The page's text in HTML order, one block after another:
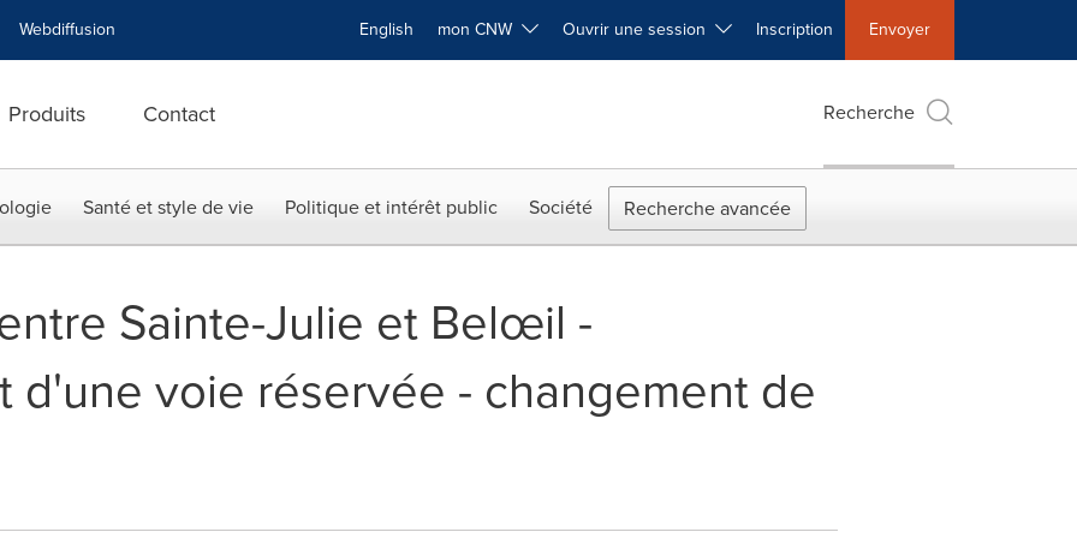
Webdiffusion English mon CNW Ouvrir une session Inscription Envoyer
Produits Contact Recherche
Santé et style de vie Politique et intérêt public Société Recherche avancée
Sainte-Julie et Belœil -
d'une voie réservée - changement de